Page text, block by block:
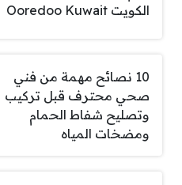
الكويت Ooredoo Kuwait
10 نصائح مهمة من فني
صحي محترف قبل تركيب
وتصليح شفاط الحمام
ومضخات المياه